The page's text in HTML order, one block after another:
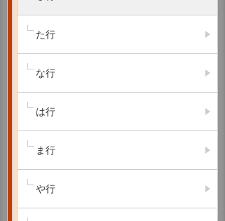
た行
な行
は行
ま行
や行